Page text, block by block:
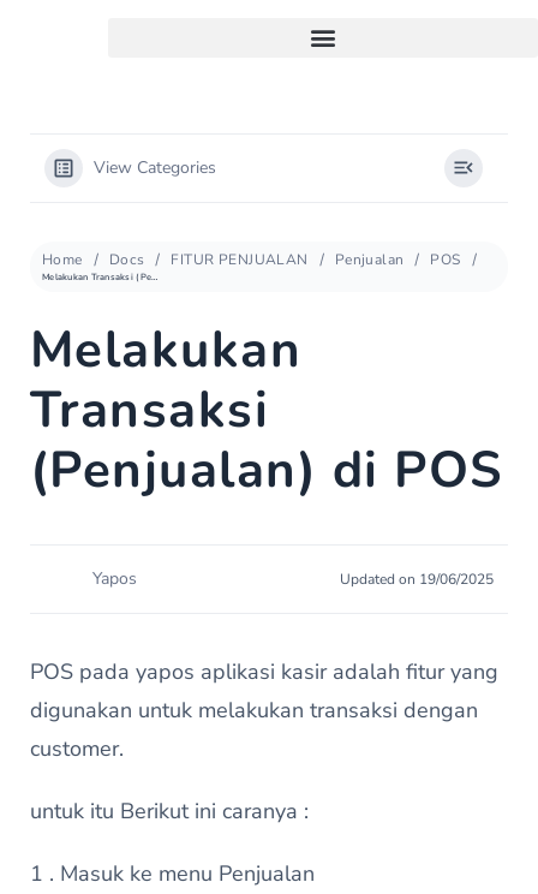
View Categories
Home Docs FITUR PENJUALAN Penjualan POS
Melakukan Transaksi (Penjualan) di POS
Melakukan
Transaksi
(Penjualan) di POS
Yapos Updated on 19/06/2025
POS pada yapos aplikasi kasir adalah fitur yang
digunakan untuk melakukan transaksi dengan
customer.
untuk itu Berikut ini caranya :
1 . Masuk ke menu Penjualan